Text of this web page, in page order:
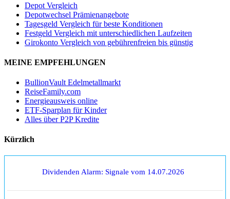
Depot Vergleich
Depotwechsel Prämienangebote
Tagesgeld Vergleich für beste Konditionen
Festgeld Vergleich mit unterschiedlichen Laufzeiten
Girokonto Vergleich von gebührenfreien bis günstig
MEINE EMPFEHLUNGEN
BullionVault Edelmetallmarkt
ReiseFamily.com
Energieausweis online
ETF-Sparplan für Kinder
Alles über P2P Kredite
Kürzlich
Dividenden Alarm: Signale vom 14.07.2026